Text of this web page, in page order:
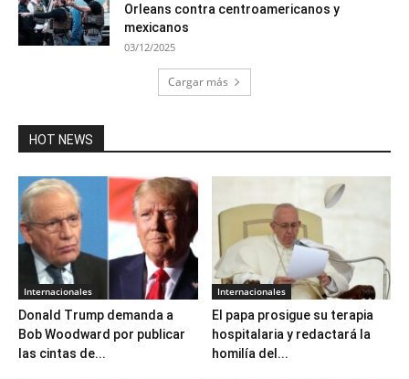
Orleans contra centroamericanos y
mexicanos
03/12/2025
Cargar más
HOT NEWS
Internacionales
Donald Trump demanda a
Bob Woodward por publicar
las cintas de...
Internacionales
El papa prosigue su terapia
hospitalaria y redactará la
homilía del...